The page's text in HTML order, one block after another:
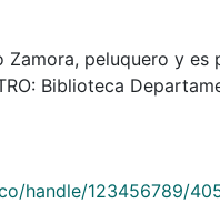
Zamora, peluquero y es
Biblioteca
handle/123456789/